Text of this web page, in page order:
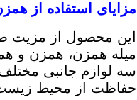
مزایای استفاده از
این محصول از مزیت
میله همزن، همزن و
سه لوازم جانبی
حفاظت از محیط